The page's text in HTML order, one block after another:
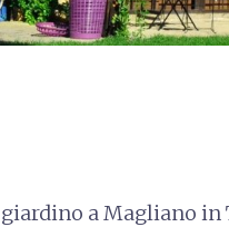
a Magliano in